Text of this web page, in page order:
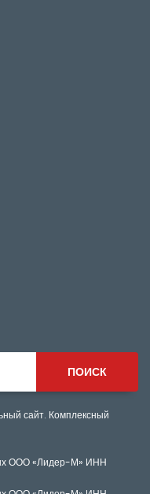
ПОИСК
сайт. Комплексный
ООО «Лидер-М» ИНН